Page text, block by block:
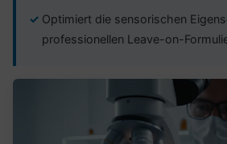
Optimiert die sensorischen
professionellen Leave-on-